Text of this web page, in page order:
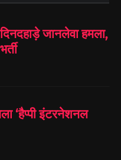
जानलेवा हमला,
‘हैप्पी इंटरनेशनल